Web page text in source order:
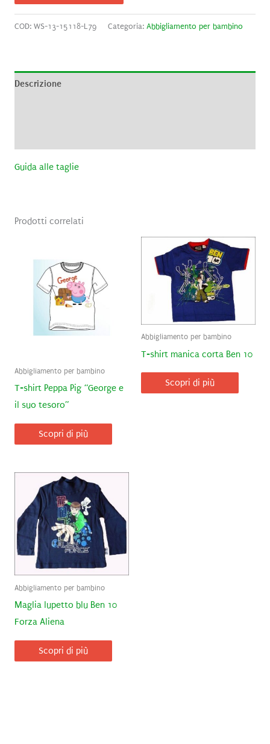
COD: WS-13-15118-L79 Categoria: Abbigliamento per bambino
Descrizione
Guida alle taglie
Prodotti correlati
Abbigliamento per bambino
T-shirt Peppa Pig “George e
il suo tesoro”
Scopri di più
Abbigliamento per bambino
T-shirt manica corta Ben 10
Scopri di più
Abbigliamento per bambino
Maglia lupetto blu Ben 10
Forza Aliena
Scopri di più